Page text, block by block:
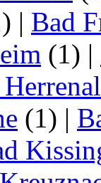
| Bad
(1) |
(1) |